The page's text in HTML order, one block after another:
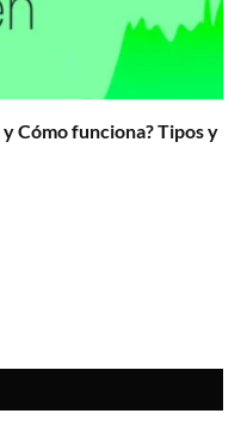
Cómo funciona? Tipos y